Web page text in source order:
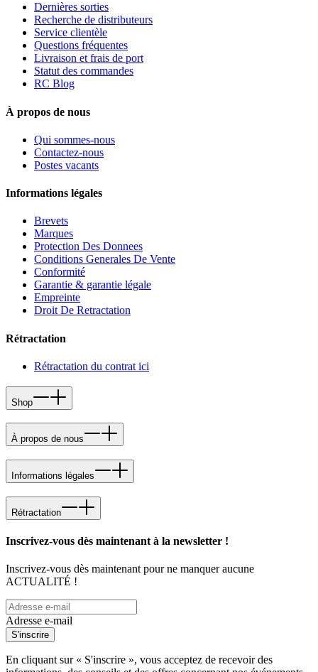
Dernières sorties
Recherche de distributeurs
Service clientèle
Questions fréquentes
Livraison et frais de port
Statut des commandes
RC Blog
À propos de nous
Qui sommes-nous
Contactez-nous
Postes vacants
Informations légales
Brevets
Marques
Protection Des Donnees
Conditions Generales De Vente
Conformité
Garantie & garantie légale
Empreinte
Droit De Retractation
Rétractation
Rétractation du contrat ici
Shop
À propos de nous
Informations légales
Rétractation
Inscrivez-vous dès maintenant à la newsletter !
Inscrivez-vous dès maintenant pour ne manquer aucune
ACTUALITÉ !
Adresse e-mail
S'inscrire
En cliquant sur « S'inscrire », vous acceptez de recevoir des